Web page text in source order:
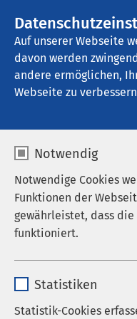
Auf unserer Webseite
davon werden
andere ermöglichen,
Webseite zu
Notwendig
Notwendige Cookies
Funktionen der
gewährleistet, dass
funktioniert.
Anbieter sgalinski
Statistiken
Statistik-Cookies